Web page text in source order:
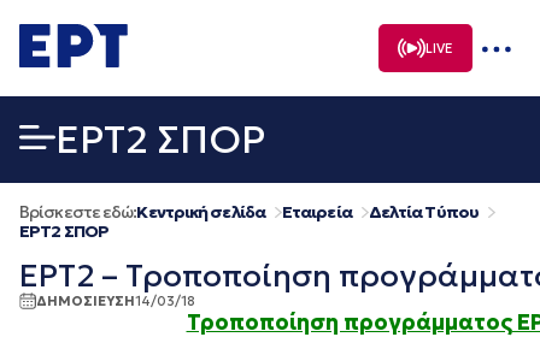
σε
περιεχόμενο
LIVE
EΡΤ2 ΣΠΟΡ
Βρίσκεστε εδώ:Κεντρική σελίδα Εταιρεία
Δελτία Τύπου
EΡΤ2 ΣΠΟΡ
ΕΡΤ2 – Τροποποίηση
ΔΗΜΟΣΙΕΥΣΗ14/03/18
Τροποποίηση προγράμματος